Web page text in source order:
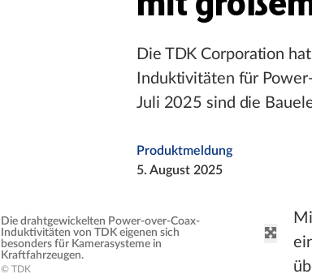
Die TDK Corporation
Induktivitäten für
Juli 2025 sind die
Produktmeldung
5. August 2025
Die drahtgewickelten Power-over-Coax-
Induktivitäten von TDK eigenen sich
besonders für Kamerasysteme in
Kraftfahrzeugen.
© TDK